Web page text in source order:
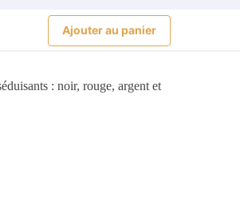
Ajouter au panier
: noir, rouge, argent et